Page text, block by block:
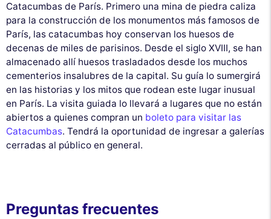
Catacumbas de París. Primero una mina de piedra caliza
para la construcción de los monumentos más famosos de
París, las catacumbas hoy conservan los huesos de
decenas de miles de parisinos. Desde el siglo XVIII, se han
almacenado allí huesos trasladados desde los muchos
cementerios insalubres de la capital. Su guía lo sumergirá
en las historias y los mitos que rodean este lugar inusual
en París. La visita guiada lo llevará a lugares que no están
abiertos a quienes compran un boleto para visitar las
Catacumbas. Tendrá la oportunidad de ingresar a galerías
cerradas al público en general.
Preguntas frecuentes